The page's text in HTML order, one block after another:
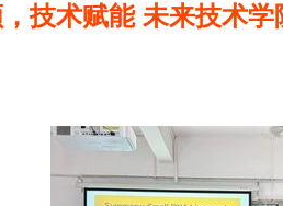
技术赋能 未来技术